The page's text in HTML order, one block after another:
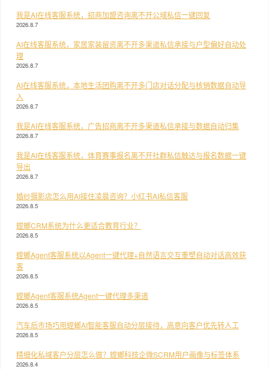
我是AI在线客服系统，招商加盟咨询离不开公域私信一键回复
2026.8.7
AI在线客服系统，家居家装留资离不开多渠道私信承接与户型偏好自动处
理
2026.8.7
AI在线客服系统，本地生活团购离不开多门店对话分配与核销数据自动导
入
2026.8.7
我是AI在线客服系统，广告招商离不开多渠道私信承接与数据自动归集
2026.8.7
我是AI在线客服系统，体育赛事报名离不开社群私信触达与报名数据一键
导出
2026.8.7
婚纱摄影店怎么用AI接住凌晨咨询？小红书AI私信客服
2026.8.5
螳螂CRM系统为什么更适合教育行业？
2026.8.5
螳螂Agent客服系统以Agent一键代理+自然语言交互重塑自动对话高效获
客
2026.8.5
螳螂Agent客服系统Agent一键代理多渠道
2026.8.5
汽车后市场巧用螳螂AI智能客服自动分层接待，高意向客户优先转人工
2026.8.5
精细化私域客户分层怎么做？螳螂科技企微SCRM用户画像与标签体系
2026.8.4